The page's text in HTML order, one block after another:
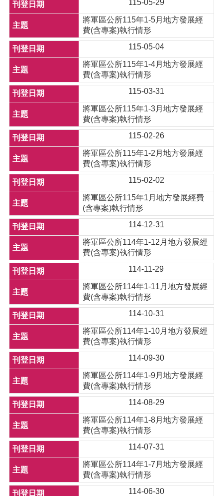
115-05-29
將軍區公所115年1-5月地方發展經
費(含專案)執行情形
115-05-04
將軍區公所115年1-4月地方發展經
費(含專案)執行情形
115-03-31
將軍區公所115年1-3月地方發展經
費(含專案)執行情形
115-02-26
將軍區公所115年1-2月地方發展經
費(含專案)執行情形
115-02-02
將軍區公所115年1月地方發展經費
(含專案)執行情形
114-12-31
將軍區公所114年1-12月地方發展經
費(含專案)執行情形
114-11-29
將軍區公所114年1-11月地方發展經
費(含專案)執行情形
114-10-31
將軍區公所114年1-10月地方發展經
費(含專案)執行情形
114-09-30
將軍區公所114年1-9月地方發展經
費(含專案)執行情形
114-08-29
將軍區公所114年1-8月地方發展經
費(含專案)執行情形
114-07-31
將軍區公所114年1-7月地方發展經
費(含專案)執行情形
114-06-30